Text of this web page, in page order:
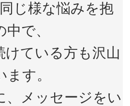
じ様な悩みを抱
で、
けている方も沢山
す。
、メッセージをい